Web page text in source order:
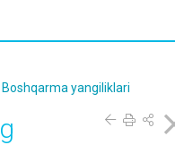
Boshqarma yangiliklari